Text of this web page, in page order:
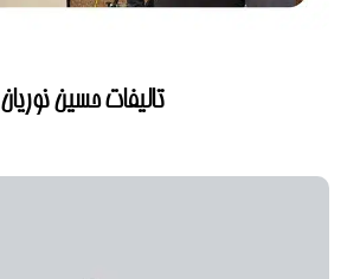
تالیفات حسین نوریان